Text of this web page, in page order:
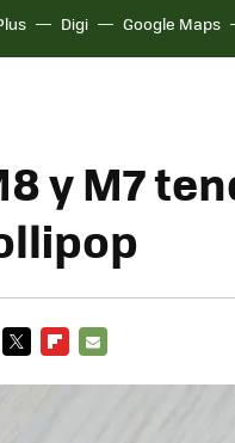
Digi Google Maps
y M7